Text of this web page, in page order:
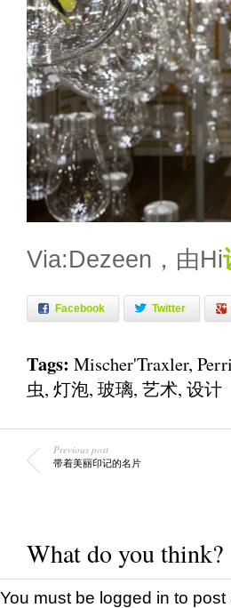
Via:Dezeen，由Hi
Facebook Twitter
Tags: Mischer'Traxler,
虫, 灯泡, 玻璃, 艺术, 设计
Previous post
带着美丽印记的名片
What do you think?
You must be logged in to post